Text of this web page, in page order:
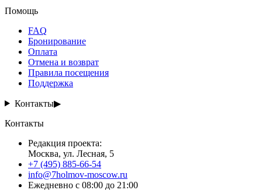
Помощь
FAQ
Бронирование
Оплата
Отмена и возврат
Правила посещения
Поддержка
Контакты▶
Контакты
Редакция проекта:
Москва, ул. Лесная, 5
+7 (495) 885-66-54
info@7holmov-moscow.ru
Ежедневно с 08:00 до 21:00